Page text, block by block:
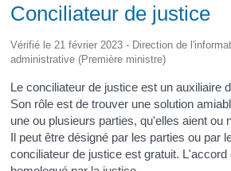
Conciliateur de justice
Vérifié le 21 février 2023 - Direction de
administrative (Première ministre)
Le conciliateur de justice est un auxiliaire
Son rôle est de trouver une solution
une ou plusieurs parties, qu'elles aient ou
Il peut être désigné par les parties ou par
conciliateur de justice est gratuit.